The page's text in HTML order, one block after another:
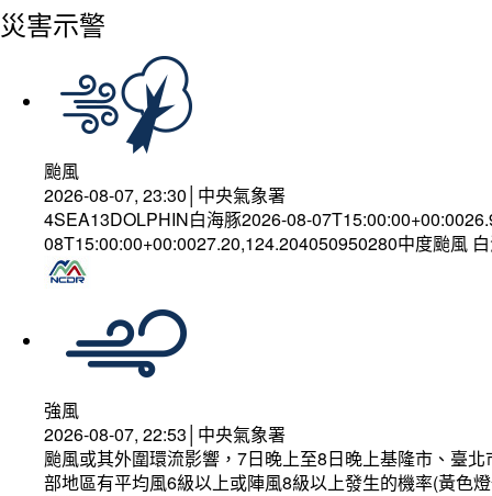
災害示警
颱風
2026-08-07, 23:30│中央氣象署
4SEA13DOLPHIN白海豚2026-08-
08T15:00:00+00:0027.20,124.204050950280中度颱風
強風
2026-08-07, 22:53│中央氣象署
颱風或其外圍環流影響，7日晚上至8日晚上基隆市、臺
部地區有平均風6級以上或陣風8級以上發生的機率(黃色